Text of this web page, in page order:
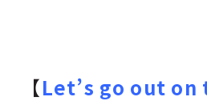
【Let’s go out on